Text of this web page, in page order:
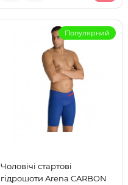
Популярний
Чоловічі стартові
гідрошоти Arena CARBON